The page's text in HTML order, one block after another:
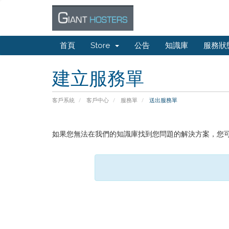
首頁 Store 公告 知識庫 服務狀
建立服務單
客戶系統 客戶中心 服務單 送出服務單
如果您無法在我們的知識庫找到您問題的解決方案，